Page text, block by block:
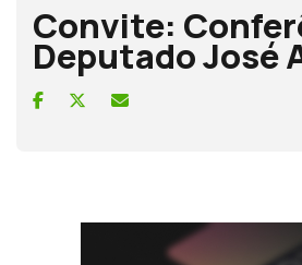
Convite:
Deputado José